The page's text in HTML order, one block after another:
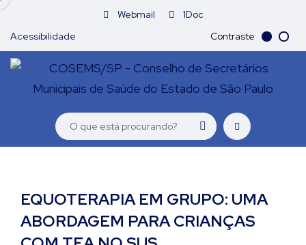
Webmail
1Doc
Acessibilidade
Contraste
EQUOTERAPIA EM GRUPO: UMA
ABORDAGEM PARA CRIANÇAS